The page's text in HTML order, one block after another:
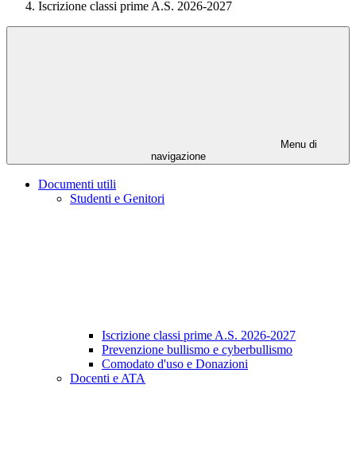
Iscrizione classi prime A.S. 2026-2027
Menu di
navigazione
Documenti utili
Studenti e Genitori
Iscrizione classi prime A.S. 2026-2027
Prevenzione bullismo e cyberbullismo
Comodato d'uso e Donazioni
Docenti e ATA